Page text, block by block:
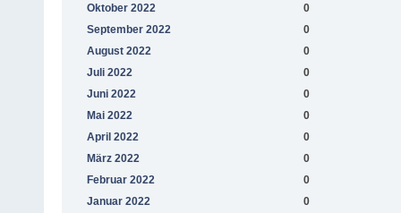
Oktober 2022
0
September 2022
0
August 2022
0
Juli 2022
0
Juni 2022
0
Mai 2022
0
April 2022
0
März 2022
0
Februar 2022
0
Januar 2022
0